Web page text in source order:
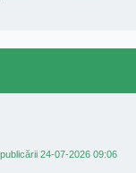
24-07-2026 09:06